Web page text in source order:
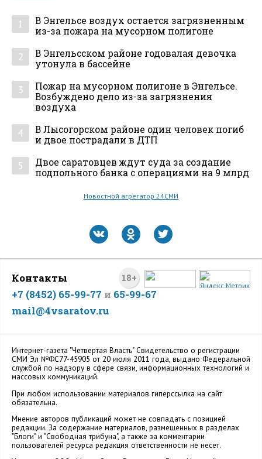
1
В Энгельсе воздух остается загрязненным
из-за пожара на мусорном полигоне
2
В Энгельсском районе годовалая девочка
утонула в бассейне
3
Пожар на мусорном полигоне в Энгельсе.
Возбуждено дело из-за загрязнения
воздуха
4
В Лысогорском районе один человек погиб
и двое пострадали в ДТП
5
Двое саратовцев ждут суда за создание
подпольного банка с операциями на 9 млрд
Новостной агрегатор 24СМИ
18+
Контакты
+7 (8452) 65-99-77 и 65-99-67
mail@4vsaratov.ru
Интернет-газета "Четвертая Власть" Cвидетельство о регистрации
СМИ Эл №ФС77-45905 от 20 июля 2011 года, выдано Федеральной
службой по надзору в сфере связи, информационных технологий и
массовых коммуникаций.
При любом использовании материалов гиперссылка на сайт
обязательна.
Мнение авторов публикаций может не совпадать с позицией
редакции. За содержание материалов, размещенных в разделах
"Блоги" и "Свободная трибуна", а также за комментарии
пользователей ресурса редакция ответственности не несет.